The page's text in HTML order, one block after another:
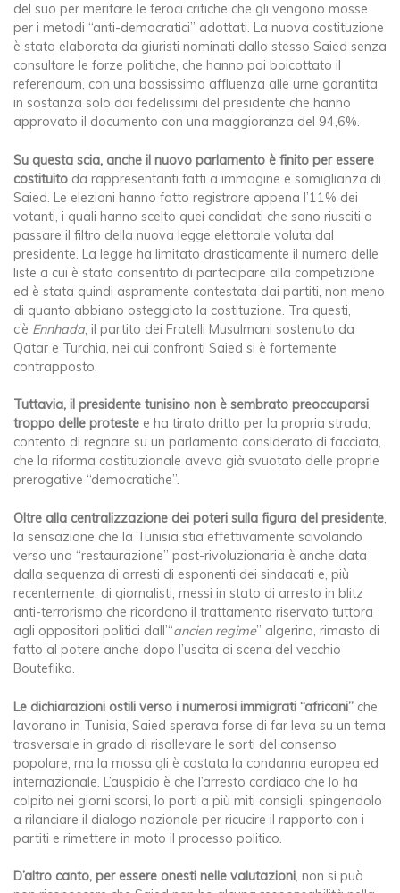
del suo per meritare le feroci critiche che gli vengono mosse
per i metodi “anti-democratici” adottati. La nuova costituzione
è stata elaborata da giuristi nominati dallo stesso Saied senza
consultare le forze politiche, che hanno poi boicottato il
referendum, con una bassissima affluenza alle urne garantita
in sostanza solo dai fedelissimi del presidente che hanno
approvato il documento con una maggioranza del 94,6%.
Su questa scia, anche il nuovo parlamento è finito per essere
costituito da rappresentanti fatti a immagine e somiglianza di
Saied. Le elezioni hanno fatto registrare appena l’11% dei
votanti, i quali hanno scelto quei candidati che sono riusciti a
passare il filtro della nuova legge elettorale voluta dal
presidente. La legge ha limitato drasticamente il numero delle
liste a cui è stato consentito di partecipare alla competizione
ed è stata quindi aspramente contestata dai partiti, non meno
di quanto abbiano osteggiato la costituzione. Tra questi,
c’è Ennhada, il partito dei Fratelli Musulmani sostenuto da
Qatar e Turchia, nei cui confronti Saied si è fortemente
contrapposto.
Tuttavia, il presidente tunisino non è sembrato preoccuparsi
troppo delle proteste e ha tirato dritto per la propria strada,
contento di regnare su un parlamento considerato di facciata,
che la riforma costituzionale aveva già svuotato delle proprie
prerogative “democratiche”.
Oltre alla centralizzazione dei poteri sulla figura del presidente,
la sensazione che la Tunisia stia effettivamente scivolando
verso una “restaurazione” post-rivoluzionaria è anche data
dalla sequenza di arresti di esponenti dei sindacati e, più
recentemente, di giornalisti, messi in stato di arresto in blitz
anti-terrorismo che ricordano il trattamento riservato tuttora
agli oppositori politici dall’“ancien regime” algerino, rimasto di
fatto al potere anche dopo l’uscita di scena del vecchio
Bouteflika.
Le dichiarazioni ostili verso i numerosi immigrati “africani” che
lavorano in Tunisia, Saied sperava forse di far leva su un tema
trasversale in grado di risollevare le sorti del consenso
popolare, ma la mossa gli è costata la condanna europea ed
internazionale. L’auspicio è che l’arresto cardiaco che lo ha
colpito nei giorni scorsi, lo porti a più miti consigli, spingendolo
a rilanciare il dialogo nazionale per ricucire il rapporto con i
partiti e rimettere in moto il processo politico.
D’altro canto, per essere onesti nelle valutazioni, non si può